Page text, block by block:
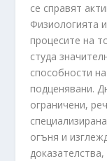
се справят
Физиологията
процесите на
студа
способности
подценявани.
ограничени,
огъня и